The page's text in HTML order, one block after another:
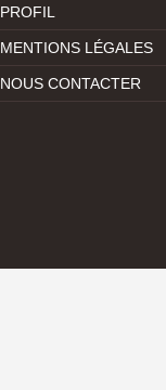
PROFIL
MENTIONS LÉGALES
NOUS CONTACTER